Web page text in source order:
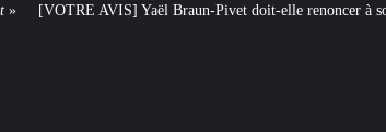
Pivet doit-elle renoncer à son projet architectural ?